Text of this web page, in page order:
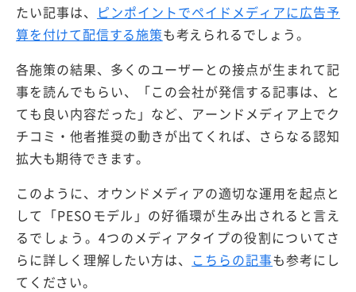
たい記事は、
ピンポイントでペイドメディアに広告予
算を付けて配信する施策も考えられるでしょう。
各施策の結果、多くのユーザーとの接点が生まれて記
事を読んでもらい、「この会社が発信する記事は、と
ても良い内容だった」など、アーンドメディア上でク
チコミ・他者推奨の動きが出てくれば、さらなる認知
拡大も期待できます。
このように、オウンドメディアの適切な運用を起点と
して「PESOモデル」の好循環が生み出されると言え
るでしょう。4つのメディアタイプの役割についてさ
らに詳しく理解したい方は、 こちらの記事も参考にし
てください。